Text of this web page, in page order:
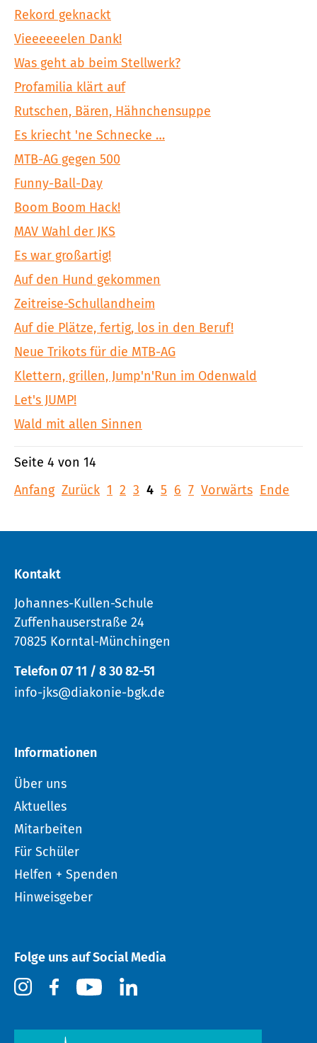
Rekord geknackt
Vieeeeeelen Dank!
Was geht ab beim Stellwerk?
Profamilia klärt auf
Rutschen, Bären, Hähnchensuppe
Es kriecht 'ne Schnecke …
MTB-AG gegen 500
Funny-Ball-Day
Boom Boom Hack!
MAV Wahl der JKS
Es war großartig!
Auf den Hund gekommen
Zeitreise-Schullandheim
Auf die Plätze, fertig, los in den Beruf!
Neue Trikots für die MTB-AG
Klettern, grillen, Jump'n'Run im Odenwald
Let's JUMP!
Wald mit allen Sinnen
Seite 4 von 14
Anfang Zurück 1 2 3 4 5 6 7 Vorwärts Ende
Kontakt
Johannes-Kullen-Schule
Zuffenhauserstraße 24
70825 Korntal-Münchingen
Telefon 07 11 / 8 30 82-51
info-jks@diakonie-bgk.de
Informationen
Über uns
Aktuelles
Mitarbeiten
Für Schüler
Helfen + Spenden
Hinweisgeber
Folge uns auf Social Media